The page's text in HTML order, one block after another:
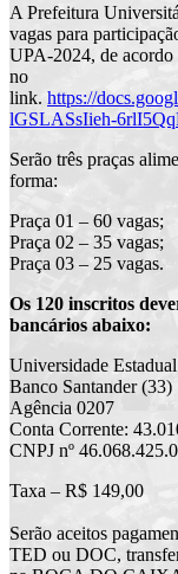
A Prefeitura
vagas para
UPA-2024, de acordo
no
link. https://
lGSLASsIieh-
Serão três praças
forma:
Praça 01 – 60 vagas;
Praça 02 – 35 vagas;
Praça 03 – 25 vagas.
Os 120 inscritos
bancários abaixo:
Universidade
Banco Santander (33)
Agência 0207
Conta Corrente:
CNPJ nº
Taxa – R$ 149,00
Serão aceitos
TED ou DOC,